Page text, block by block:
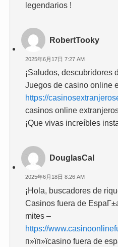
legendarios !
RobertTooky
2025年6月17日 7:27 AM
¡Saludos, descubridores
Juegos de casino online
https://
casinos online
¡Que vivas increíbles
DouglasCal
2025年6月18日 8:26 AM
¡Hola, buscadores de
Casinos fuera de
mites –
https://
п»їп»їcasino fuera de